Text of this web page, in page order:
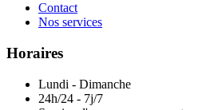
Contact
Nos services
Horaires
Lundi - Dimanche
24h/24 - 7j/7